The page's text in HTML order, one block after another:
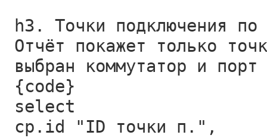
h3. Точки подключения по
Отчёт покажет только
выбран коммутатор и порт
{code}
select
cp.id "ID точки п.",